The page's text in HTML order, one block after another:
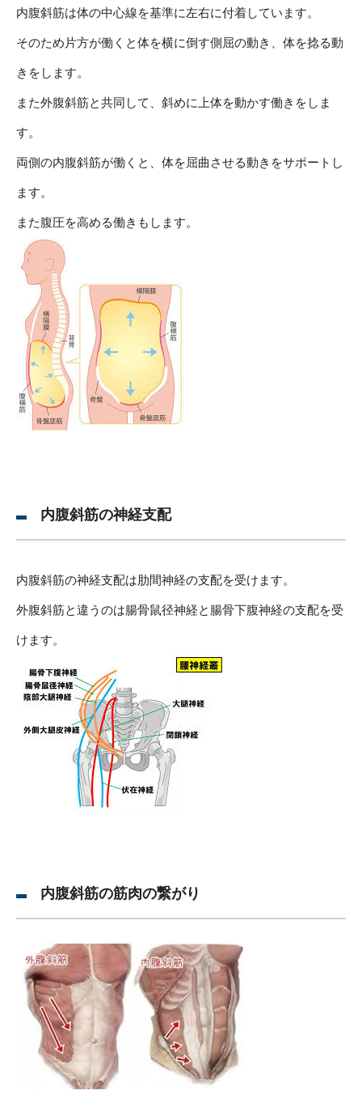
内腹斜筋は体の中心線を基準に左右に付着しています。
そのため片方が働くと体を横に倒す側屈の動き、体を捻る動
きをします。
また外腹斜筋と共同して、斜めに上体を動かす働きをしま
す。
両側の内腹斜筋が働くと、体を屈曲させる動きをサポートし
ます。
また腹圧を高める働きもします。
内腹斜筋の神経支配
内腹斜筋の神経支配は肋間神経の支配を受けます。
外腹斜筋と違うのは腸骨鼠径神経と腸骨下腹神経の支配を受
けます。
内腹斜筋の筋肉の繋がり